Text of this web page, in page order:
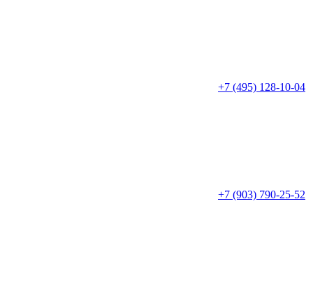
+7 (495) 128-10-04
+7 (903) 790-25-52